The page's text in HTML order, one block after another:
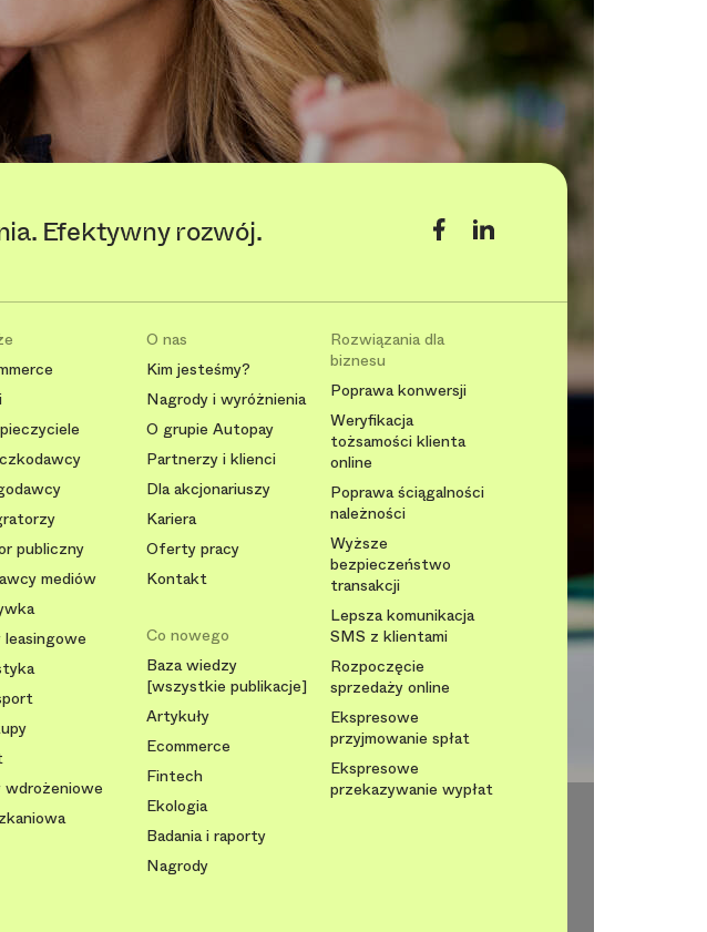
Efektywny rozwój.
publiczny
mediów
leasingowe
wdrożeniowe
O nas
Kim jesteśmy?
Nagrody i wyróżnienia
O grupie Autopay
Partnerzy i klienci
Dla akcjonariuszy
Kariera
Oferty pracy
Kontakt
Co nowego
Baza wiedzy
[wszystkie publikacje]
Artykuły
Ecommerce
Fintech
Ekologia
Badania i raporty
Nagrody
Rozwiązania dla
biznesu
Poprawa konwersji
Weryfikacja
tożsamości klienta
online
Poprawa ściągalności
należności
Wyższe
bezpieczeństwo
transakcji
Lepsza komunikacja
SMS z klientami
Rozpoczęcie
sprzedaży online
Ekspresowe
przyjmowanie spłat
Ekspresowe
przekazywanie wypłat